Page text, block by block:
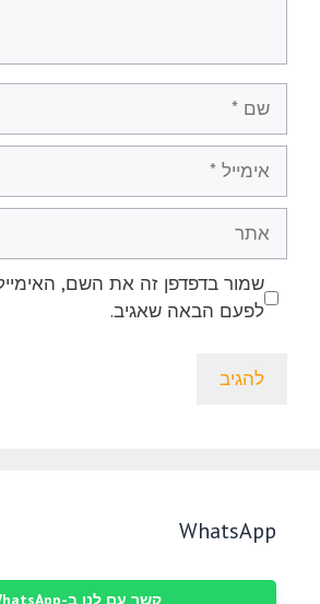
שמור בדפדפן זה את השם,
לפעם הבאה שאגיב.
WhatsApp
קשר עם לנו ב-WhatsApp